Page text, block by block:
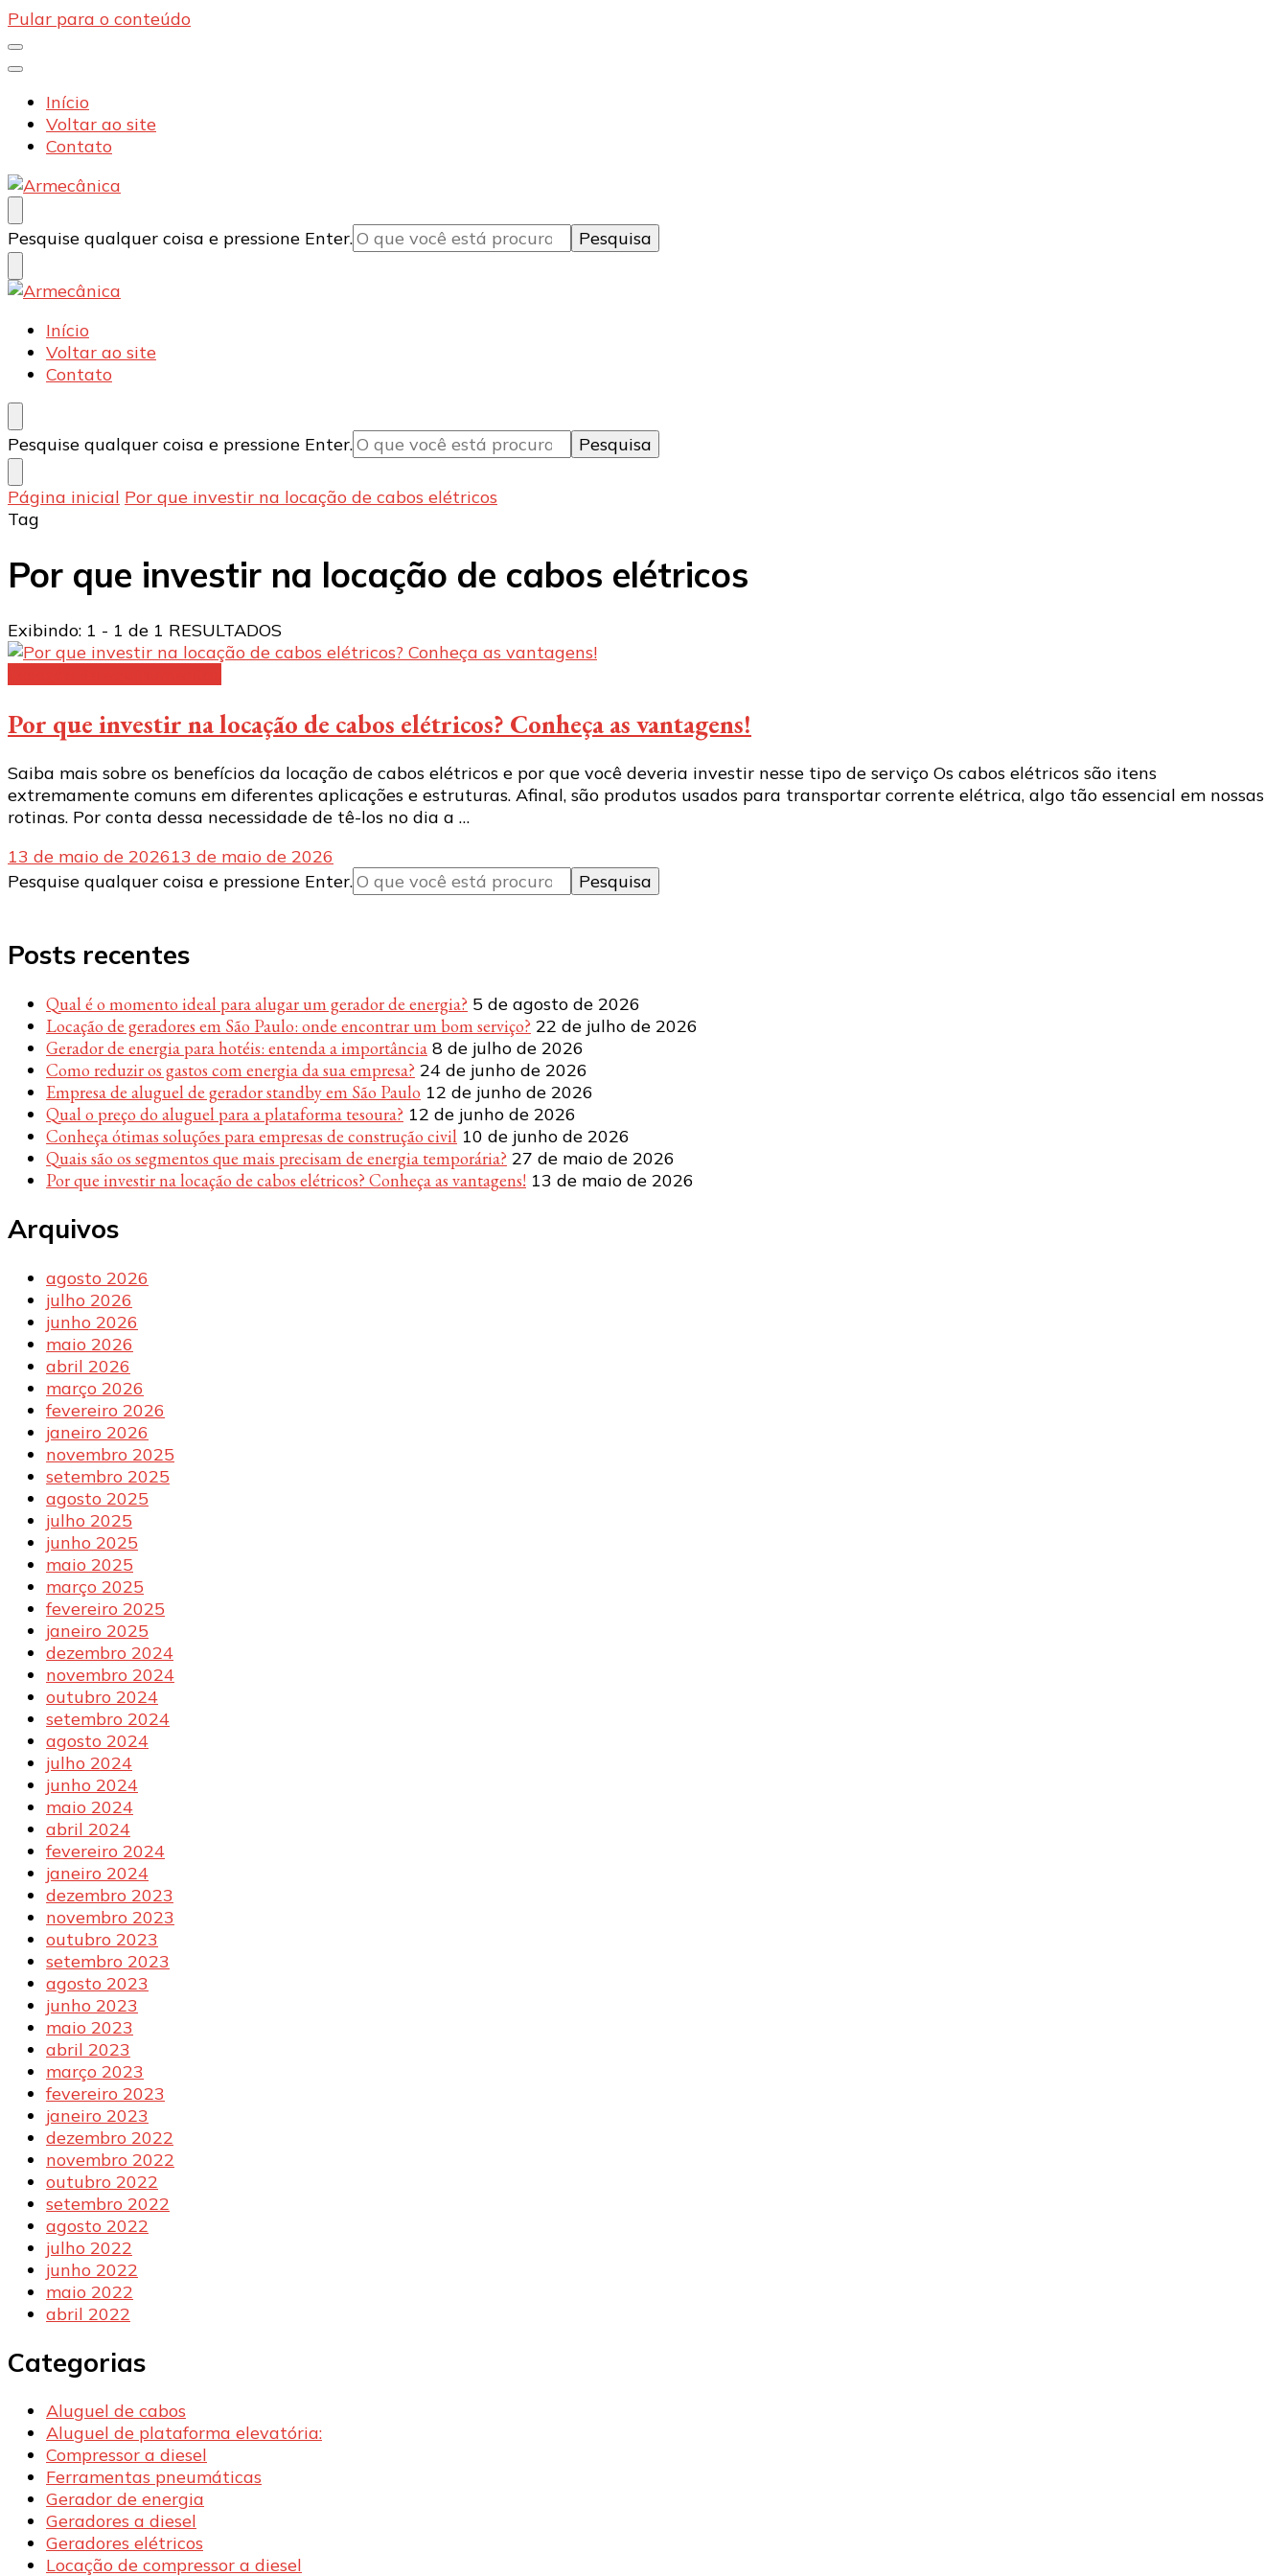
Pular para o conteúdo
Início
Voltar ao site
Contato
Armecânica
Blog
Procurando
algo?
Pesquise qualquer coisa e pressione Enter.
Armecânica
Blog
Início
Voltar ao site
Contato
Procurando
algo?
Pesquise qualquer coisa e pressione Enter.
Página inicial Por que investir na locação de cabos elétricos
Tag
Por que investir na locação de cabos elétricos
Exibindo: 1 - 1 de 1 RESULTADOS
Por que investir na locação de cabos elétricos? Conheça as vantagens!
Saiba mais sobre os benefícios da locação de cabos elétricos e por que você deveria investir nesse tipo de serviço Os cabos elétricos são itens
extremamente comuns em diferentes aplicações e estruturas. Afinal, são produtos usados ​​para transportar corrente elétrica, algo tão essencial em nossas
rotinas. Por conta dessa necessidade de tê-los no dia a …
13 de maio de 202613 de maio de 2026
Procurando
Pesquise qualquer coisa e pressione Enter.
Posts recentes
Qual é o momento ideal para alugar um gerador de energia? 5 de agosto de 2026
Locação de geradores em São Paulo: onde encontrar um bom serviço? 22 de julho de 2026
Gerador de energia para hotéis: entenda a importância 8 de julho de 2026
Como reduzir os gastos com energia da sua empresa? 24 de junho de 2026
Empresa de aluguel de gerador standby em São Paulo 12 de junho de 2026
Qual o preço do aluguel para a plataforma tesoura? 12 de junho de 2026
Conheça ótimas soluções para empresas de construção civil 10 de junho de 2026
Quais são os segmentos que mais precisam de energia temporária? 27 de maio de 2026
Por que investir na locação de cabos elétricos? Conheça as vantagens! 13 de maio de 2026
Arquivos
agosto 2026
julho 2026
junho 2026
maio 2026
abril 2026
março 2026
fevereiro 2026
janeiro 2026
novembro 2025
setembro 2025
agosto 2025
julho 2025
junho 2025
maio 2025
março 2025
fevereiro 2025
janeiro 2025
dezembro 2024
novembro 2024
outubro 2024
setembro 2024
agosto 2024
julho 2024
junho 2024
maio 2024
abril 2024
fevereiro 2024
janeiro 2024
dezembro 2023
novembro 2023
outubro 2023
setembro 2023
agosto 2023
junho 2023
maio 2023
abril 2023
março 2023
fevereiro 2023
janeiro 2023
dezembro 2022
novembro 2022
outubro 2022
setembro 2022
agosto 2022
julho 2022
junho 2022
maio 2022
abril 2022
Categorias
Aluguel de cabos
Aluguel de plataforma elevatória:
Compressor a diesel
Ferramentas pneumáticas
Gerador de energia
Geradores a diesel
Geradores elétricos
Locação de compressor a diesel